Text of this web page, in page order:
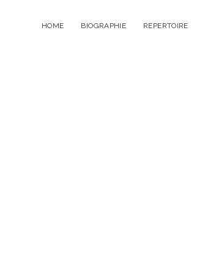
HOME BIOGRAPHIE REPERTOIRE